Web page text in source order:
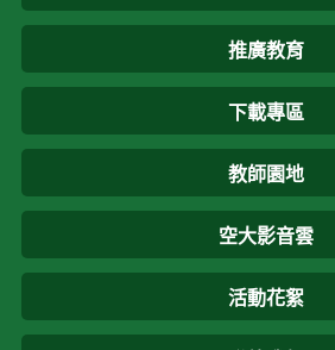
推廣教育
下載專區
教師園地
空大影音雲
活動花絮